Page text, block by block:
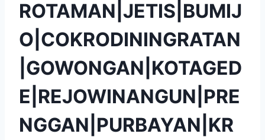
ROTAMAN|JETIS|BUMIJ
O|COKRODININGRATAN
|GOWONGAN|KOTAGED
E|REJOWINANGUN|PRE
NGGAN|PURBAYAN|KR